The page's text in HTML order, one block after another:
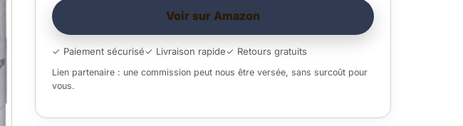
Voir sur Amazon
✓ Paiement sécurisé✓ Livraison rapide✓ Retours gratuits
Lien partenaire : une commission peut nous être versée, sans surcoût pour
vous.